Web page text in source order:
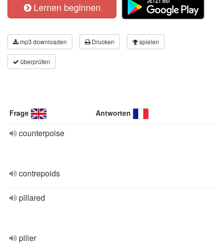
Lernen beginnen
mp3 downloaden Drucken spielen
überprüfen
Frage Antworten
counterpoise
contrepoids
pillared
pilier